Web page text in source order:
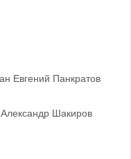
Евгений Панкратов
Шакиров